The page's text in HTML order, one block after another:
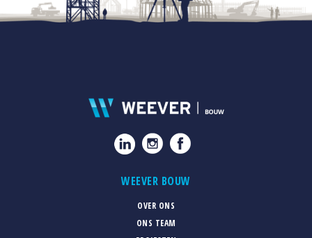
WEEVER BOUW
OVER ONS
ONS TEAM